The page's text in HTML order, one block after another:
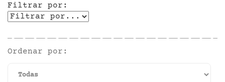
Filtrar por:
Ordenar por: